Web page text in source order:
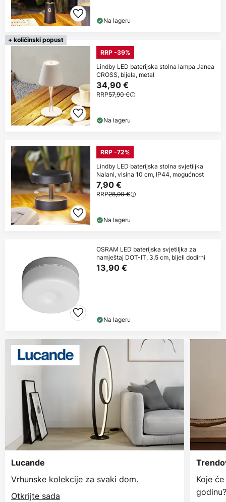
Na lageru
+ količinski popust
RRP -39%
Lindby LED baterijska stolna lampa Janea
CROSS, bijela, metal
34,90 €
RRP57,90 €
Na lageru
RRP -72%
Lindby LED baterijska stolna svjetiljka
Nalani, visina 10 cm, IP44, mogućnost
7,90 €
RRP28,90 €
Na lageru
OSRAM LED baterijska svjetiljka za
namještaj DOT-IT, 3,5 cm, bijeli dodirni
13,90 €
Na lageru
Lucande
Vrhunske kolekcije za svaki dom.
Otkrijte sada
Koje
godinu?